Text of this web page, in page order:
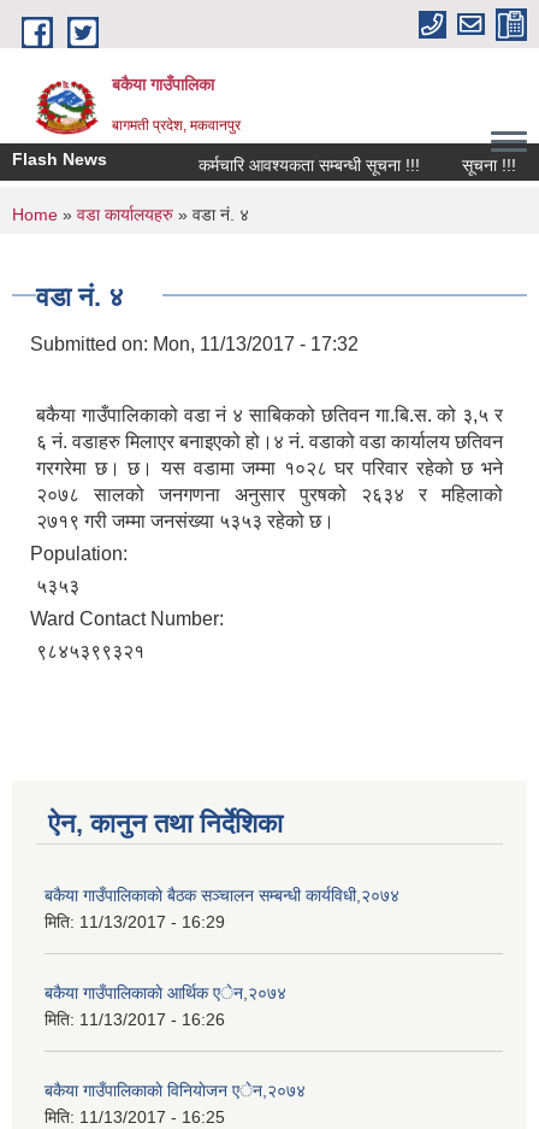
Skip to main content
बकैया गाउँपालिका
बागमती प्रदेश, मकवानपुर
Flash News कर्मचारि आवश्यकता सम्बन्धी सूचना !!! सूचना !!!
You are here
Home » वडा कार्यालयहरु » वडा नं. ४
वडा नं. ४
Submitted on: Mon, 11/13/2017 - 17:32
बकैया गाउँपालिकाको वडा नं ४ साबिकको छतिवन गा.बि.स. को ३,५ र
६ नं. वडाहरु मिलाएर बनाइएको हो।४ नं. वडाको वडा कार्यालय छतिवन
गरगरेमा छ। छ। यस वडामा जम्मा १०२८ घर परिवार रहेको छ भने
२०७८ सालको जनगणना अनुसार पुरषको २६३४ र महिलाको
२७१९ गरी जम्मा जनसंख्या ५३५३ रहेको छ।
Population:
५३५३
Ward Contact Number:
९८४५३९९३२१
ऐन, कानुन तथा निर्देशिका
बकैया गाउँपालिकाकाे बैठक सञ्चालन सम्बन्धी कार्यविधी,२०७४
मिति: 11/13/2017 - 16:29
बकैया गाउँपालिकाकाे आर्थिक एेन,२०७४
मिति: 11/13/2017 - 16:26
बकैया गाउँपालिकाकाे विनियाेजन एेन,२०७४
मिति: 11/13/2017 - 16:25